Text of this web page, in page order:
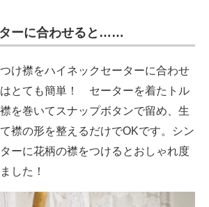
ーに合わせると……
け襟をハイネックセーターに合わせ
とても簡単！ セーターを着たトル
を巻いてスナップボタンで留め、生
襟の形を整えるだけでOKです。シン
ーに花柄の襟をつけるとおしゃれ度
した！